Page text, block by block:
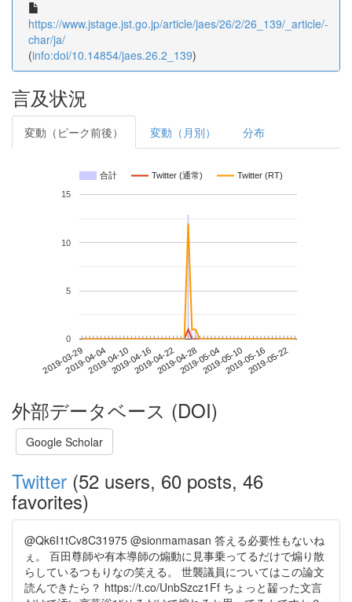
https://www.jstage.jst.go.jp/article/jaes/26/2/26_139/_article/-
char/ja/
(info:doi/10.14854/jaes.26.2_139)
言及状況
変動（ピーク前後） 変動（月別） 分布
合計 Twitter (通常) Twitter (RT)
2019-03-292019-04-042019-04-102019-04-162019-04-222019-04-282019-05-042019-05-102019-05-162019-05-22
0
5
10
15
外部データベース (DOI)
Google Scholar
Twitter (52 users, 60 posts, 46
favorites)
@Qk6I1tCv8C31975 @sionmamasan 答える必要性もないね
ぇ。 百田尊師や有本導師の煽動に見事乗ってるだけで煽り散
らしているつもりなの笑える。 世襲議員についてはこの論文
読んできたら？ https://t.co/UnbSzcz1Ff ちょっと齧った文言